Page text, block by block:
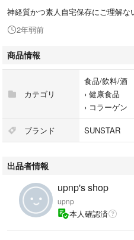
神経質かつ素人自宅保存にご理解な
2年弱前
商品情報
カテゴリ
食品/飲料/酒
› 健康食品
› コラーゲン
ブランド SUNSTAR
出品者情報
upnp's shop
upnp
本人確認済